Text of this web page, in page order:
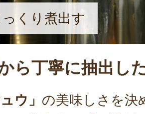
くり煮出す
ら丁寧に抽出し
ウ」 の美味しさを決